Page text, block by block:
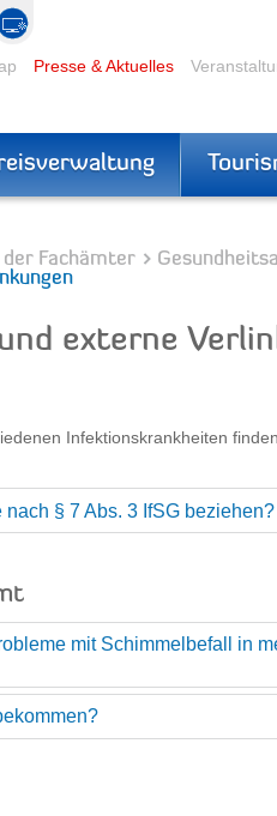
Presse & Aktuelles
Fachämter
externe
Infektionskrankheiten
§ 7 Abs. 3 IfSG beziehen?
mit Schimmelbefall in